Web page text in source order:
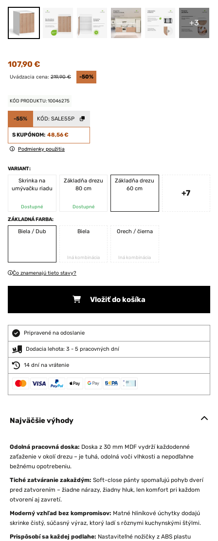
+3
107,90 €
Uvádzacia cena: 219,90 € -50%
KÓD PRODUKTU: 10046275
-55% KÓD: SALE55P
S KUPÓNOM: 48,56 €
Podmienky použitia
VARIANT:
Skrinka na
umývačku riadu
Dostupné
Základňa drezu
80 cm
Dostupné
Základňa drezu
60 cm
+7
ZÁKLADNÁ FARBA:
Biela / Dub
Biela
Iná kombinácia
Orech / čierna
Iná kombinácia
Čo znamenajú tieto stavy?
Vložiť do košíka
Pripravené na odoslanie
Dodacia lehota: 3 - 5 pracovných dní
14 dní na vrátenie
Najväčšie výhody
Odolná pracovná doska: Doska z 30 mm MDF vydrží každodenné
zaťaženie v okolí drezu – je tuhá, odolná voči vlhkosti a nepodľahne
bežnému opotrebeniu.
Tiché zatváranie zakaždým: Soft-close pánty spomaľujú pohyb dverí
pred zatvorením – žiadne nárazy, žiadny hluk, len komfort pri každom
otvorení aj zavretí.
Moderný vzhľad bez kompromisov: Matné hliníkové úchytky dodajú
skrinke čistý, súčasný výraz, ktorý ladí s rôznymi kuchynskými štýlmi.
Prispôsobí sa každej podlahe: Nastaviteľné nožičky z ABS plastu